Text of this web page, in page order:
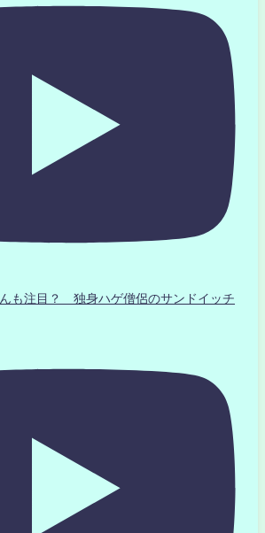
も注目？ 独身ハゲ僧侶のサンドイッチ